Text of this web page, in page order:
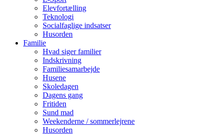
Elevfortælling
Teknologi
Socialfaglige indsatser
Husorden
Familie
Hvad siger familier
Indskrivning
Familiesamarbejde
Husene
Skoledagen
Dagens gang
Fritiden
Sund mad
Weekenderne / sommerlejrene
Husorden